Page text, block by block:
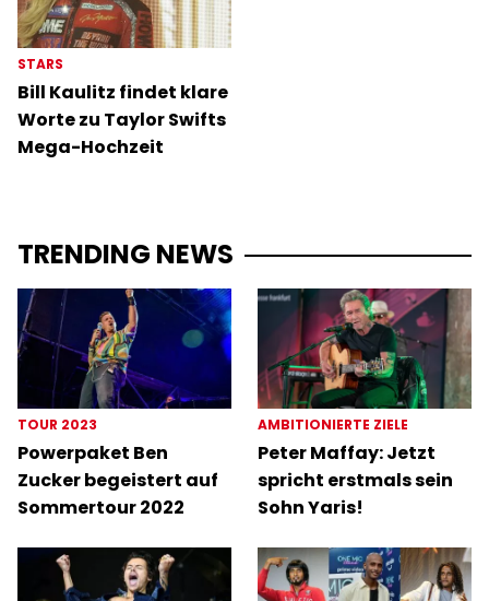
STARS
Bill Kaulitz findet klare
Worte zu Taylor Swifts
Mega-Hochzeit
TRENDING NEWS
TOUR 2023
Powerpaket Ben
Zucker begeistert auf
Sommertour 2022
AMBITIONIERTE ZIELE
Peter Maffay: Jetzt
spricht erstmals sein
Sohn Yaris!